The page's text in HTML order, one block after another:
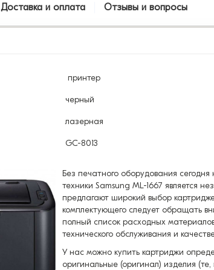
Доставка и оплата Отзывы и вопросы
принтер
черный
лазерная
GC-8013
Без печатного оборудования
техники Samsung ML-1667 является
предлагают широкий выбор
комплектующего следует обращать
полный список расходных
технического обслуживания и
У нас можно купить картриджи
оригинальные (оригинал) изделия